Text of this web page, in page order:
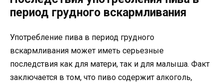
период грудного вскармливания
Употребление пива в период грудного
вскармливания может иметь серьезные
последствия как для матери, так и для малыша. Факт
заключается в том, что пиво содержит алкоголь,